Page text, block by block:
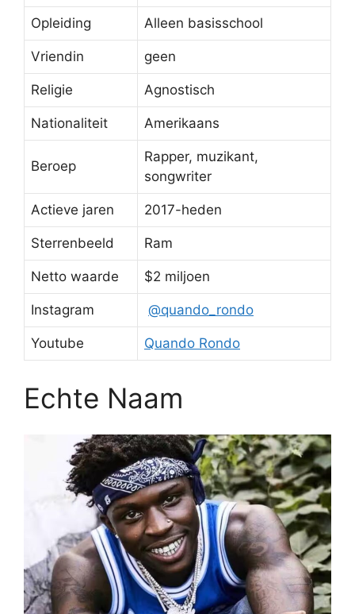
Opleiding Alleen basisschool
Vriendin geen
Religie Agnostisch
Nationaliteit Amerikaans
Beroep
Rapper, muzikant,
songwriter
Actieve jaren 2017-heden
Sterrenbeeld Ram
Netto waarde $2 miljoen
Instagram @quando_rondo
Youtube Quando Rondo
Echte Naam